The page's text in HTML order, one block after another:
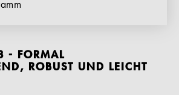
- FORMAL
ROBUST UND LEICHT